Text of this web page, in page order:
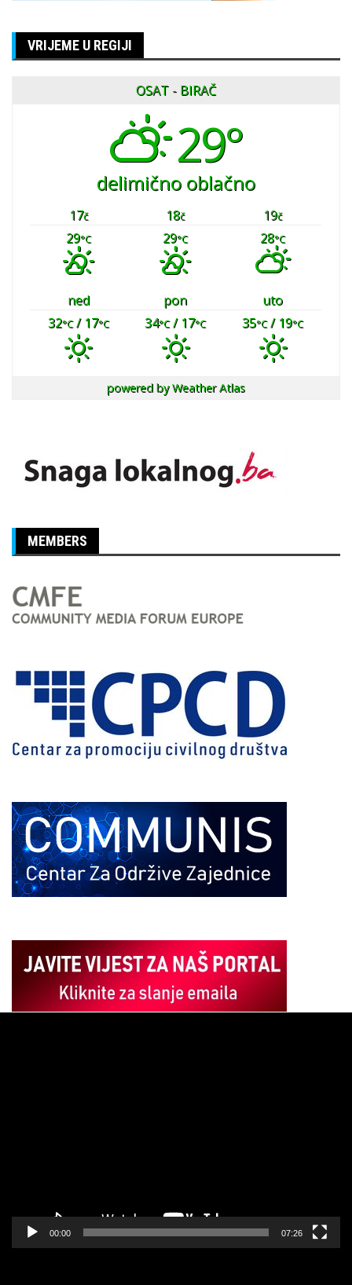
VRIJEME U REGIJI
OSAT - BIRAČ
29°
delimično oblačno
17č 18č 19č
29°C 29°C 28°C
ned pon
uto
32°C/ 17°C 34°C/ 17°C 35°C/ 19°C
powered byWeather Atlas
MEMBERS
00:00 07:26